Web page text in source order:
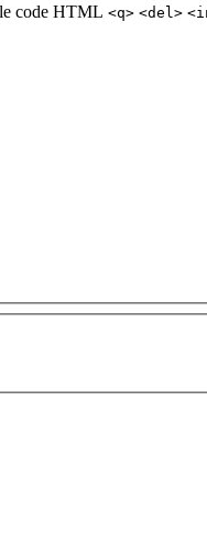
code HTML <q> <del>